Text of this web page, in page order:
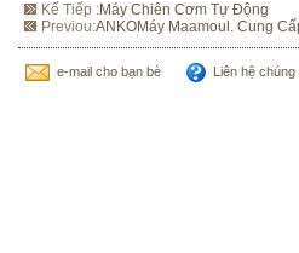
Kế Tiếp :Máy Chiên Cơm Tự Động
Previou:ANKOMáy Maamoul. Cung
e-mail cho bạn bè Liên hệ chúng